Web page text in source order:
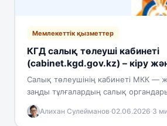
Мемлекеттік қызметтер
КГД салық төлеуші кабинеті
(cabinet.kgd.gov.kz) – кіру
Салық төлеушінің кабинеті МКК —
заңды тұлғалардың салық
өзара іс-қимылына арналған
Қаржы министрлігінің Мемлекеттік
Алихан Сулейманов·02.06.2026·3